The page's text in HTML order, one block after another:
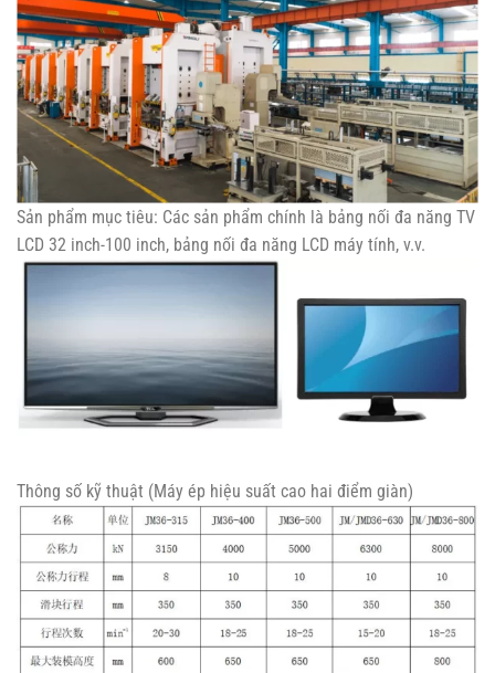
Sản phẩm mục tiêu: Các sản phẩm chính là bảng nối đa năng TV
LCD 32 inch-100 inch, bảng nối đa năng LCD máy tính, v.v.
Thông số kỹ thuật (Máy ép hiệu suất cao hai điểm giàn)